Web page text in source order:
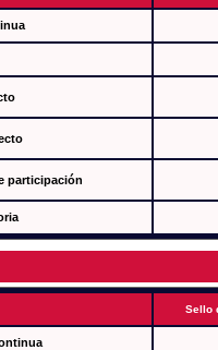
participación
Sello